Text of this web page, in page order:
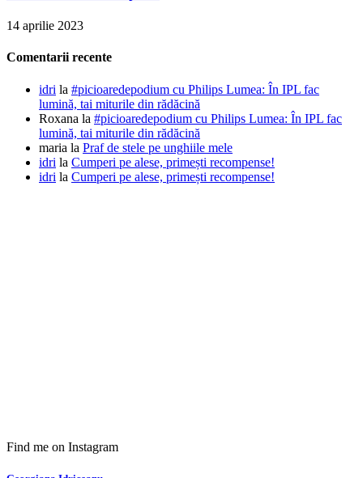
14 aprilie 2023
Comentarii recente
idri la #picioaredepodium cu Philips Lumea: În IPL fac
lumină, tai miturile din rădăcină
Roxana la #picioaredepodium cu Philips Lumea: În IPL fac
lumină, tai miturile din rădăcină
maria la Praf de stele pe unghiile mele
idri la Cumperi pe alese, primești recompense!
idri la Cumperi pe alese, primești recompense!
Find me on Instagram